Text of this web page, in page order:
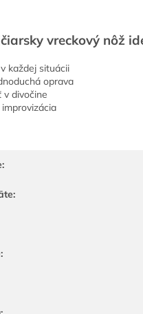
vreckový nôž
každej situácii
oprava
v divočine